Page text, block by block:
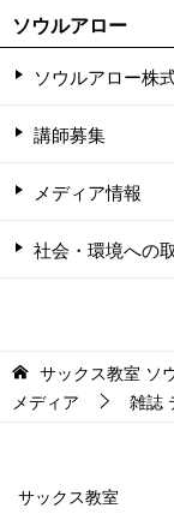
ソウルアロー
ソウルアロー株
講師募集
メディア情報
社会・環境への
サックス教室 ソ
メディア
雑誌
サックス教室